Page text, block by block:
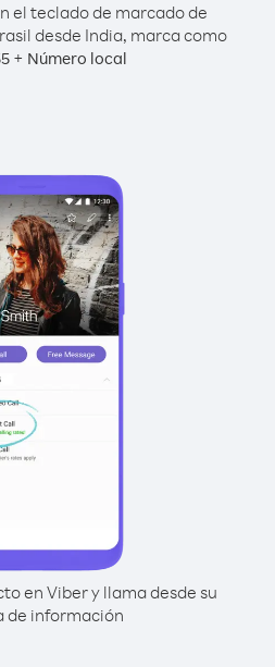
el teclado de marcado de
desde India, marca como
+ Número local
en Viber y llama desde su
de información